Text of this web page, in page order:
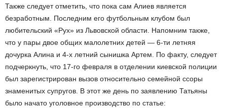
Также следует отметить, что пока сам Алиев является
безработным. Последним его футбольным клубом был
любительский «Рух» из Львовской области. Напомним также,
что у пары двое общих малолетних детей — 6-ти летняя
дочурка Алина и 4-х летний сынишка Артем. По факту, следует
подчеркнуть, что 17-го февраля в отделении киевской полиции
был зарегистрирован вызов относительно семейной ссоры
знаменитых супругов. В этот же день по заявлению Татьяны
было начато уголовное производство по статье: